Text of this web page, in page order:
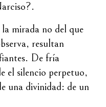
mirada no del que
resultan
De fría
el silencio perpetuo,
una divinidad: de un